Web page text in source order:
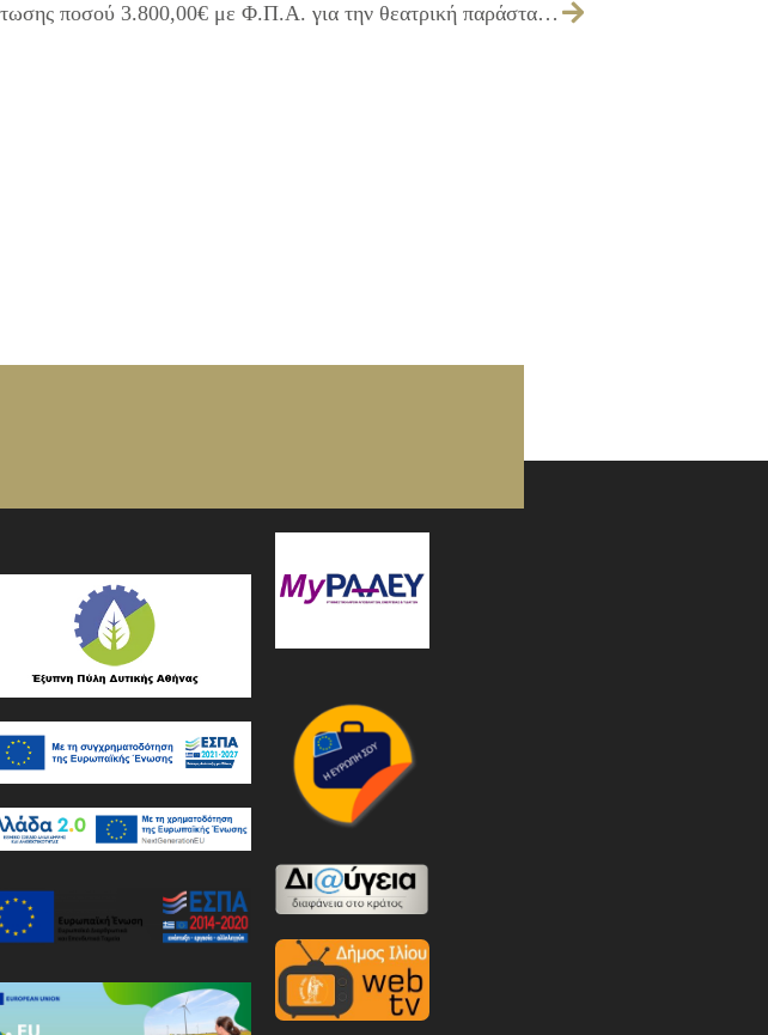
Έγκριση πίστωσης ποσού 3.800,00€ με Φ.Π.Α. για την θεατρική παράσταση «Παραμύθια στα μέτρα σας»